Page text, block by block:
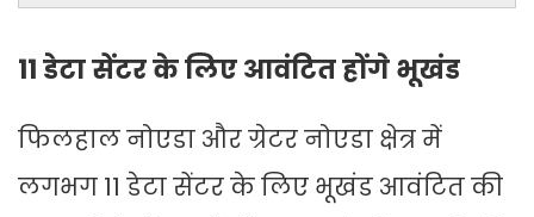
11 डेटा सेंटर के लिए आवंटित होंगे भूखंड
फिलहाल नोएडा और ग्रेटर नोएडा क्षेत्र में
लगभग 11 डेटा सेंटर के लिए भूखंड आवंटित की